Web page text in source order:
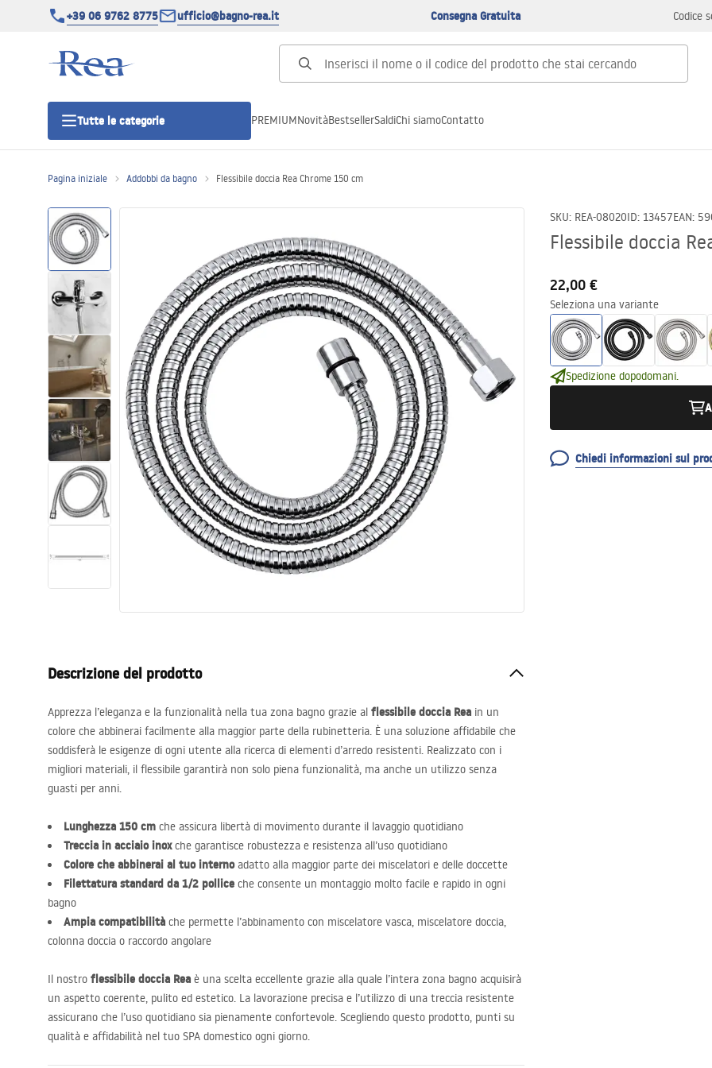
+39 06 9762 8775 ufficio@bagno-rea.it Consegna Gratuita Codice
Tutte le categorie
Porte doccia
Piatti doccia da bagno
Canaline di scarico
Set di vaso WC e bidet
Lavabi
Vasche da bagno e schermi vasca
Rubinetti da bagno
Set doccia
PREMIUMNovitàBestsellerSaldiChi siamoContatto
Pagina iniziale Addobbi da bagno Flessibile doccia Rea Chrome 150 cm
SKU: REA-08020ID: 13457EAN:
Flessibile doccia
22,00 €
Seleziona una variante
Spedizione dopodomani.
Chiedi informazioni sul
Descrizione del prodotto
Apprezza l’eleganza e la funzionalità nella tua zona bagno grazie al flessibile doccia Rea in un
colore che abbinerai facilmente alla maggior parte della rubinetteria. È una soluzione affidabile che
soddisferà le esigenze di ogni utente alla ricerca di elementi d’arredo resistenti. Realizzato con i
migliori materiali, il flessibile garantirà non solo piena funzionalità, ma anche un utilizzo senza
guasti per anni.
Lunghezza 150 cm che assicura libertà di movimento durante il lavaggio quotidiano
Treccia in acciaio inoxche garantisce robustezza e resistenza all’uso quotidiano
Colore che abbinerai al tuo internoadatto alla maggior parte dei miscelatori e delle doccette
Filettatura standard da 1/2 pollice che consente un montaggio molto facile e rapido in ogni
bagno
Ampia compatibilità che permette l’abbinamento con miscelatore vasca, miscelatore doccia,
colonna doccia o raccordo angolare
Il nostro flessibile doccia Rea è una scelta eccellente grazie alla quale l’intera zona bagno acquisirà
un aspetto coerente, pulito ed estetico. La lavorazione precisa e l’utilizzo di una treccia resistente
assicurano che l’uso quotidiano sia pienamente confortevole. Scegliendo questo prodotto, punti su
qualità e affidabilità nel tuo SPA domestico ogni giorno.